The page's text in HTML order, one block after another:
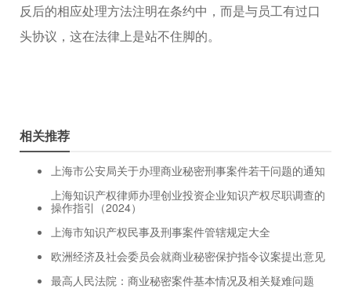
反后的相应处理方法注明在条约中，而是与员工有过口
头协议，这在法律上是站不住脚的。
相关推荐
上海市公安局关于办理商业秘密刑事案件若干问题的通知
上海知识产权律师办理创业投资企业知识产权尽职调查的
操作指引（2024）
上海市知识产权民事及刑事案件管辖规定大全
欧洲经济及社会委员会就商业秘密保护指令议案提出意见
最高人民法院：商业秘密案件基本情况及相关疑难问题